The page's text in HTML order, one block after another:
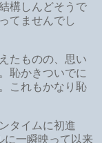
構しんどそうで
てませんでし
たものの、思い
恥かきついでに
これもかなり恥
タイムに初進
に一瞬映って以来